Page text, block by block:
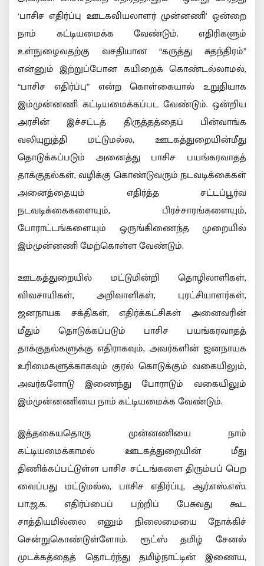
‘பாசிச எதிர்ப்பு ஊடகவியலாளர் முன்னணி’ ஒன்றை
நாம் கட்டியமைக்க வேண்டும். எதிரிகளும்
உள்நுழைவதற்கு வசதியான “கருத்து சுதந்திரம்”
என்னும் இற்றுப்போன கயிறைக் கொண்டல்லாமல்,
“பாசிச எதிர்ப்பு” என்ற கொள்கையால் உறுதியாக
இம்முன்னணி கட்டியமைக்கப்பட வேண்டும். ஒன்றிய
அரசின் இச்சட்டத் திருத்தத்தைப் பின்வாங்க
வலியுறுத்தி மட்டுமல்ல, ஊடகத்துறையின்மீது
தொடுக்கப்படும் அனைத்து பாசிச பயங்கரவாதத்
தாக்குதல்கள், வழிக்கு கொண்டுவரும் நடவடிக்கைகள்
அனைத்தையும் எதிர்த்த சட்டப்பூர்வ
நடவடிக்கைகளையும், பிரச்சாரங்களையும்,
போராட்டங்களையும் ஒருங்கிணைந்த முறையில்
இம்முன்னணி மேற்கொள்ள வேண்டும்.
ஊடகத்துறையில் மட்டுமின்றி தொழிலாளிகள்,
விவசாயிகள், அறிவாளிகள், புரட்சியாளர்கள்,
ஜனநாயக சக்திகள், எதிர்க்கட்சிகள் அனைவரின்
மீதும் தொடுக்கப்படும் பாசிச பயங்கரவாதத்
தாக்குதல்களுக்கு எதிராகவும், அவர்களின் ஜனநாயக
உரிமைகளுக்காகவும் குரல் கொடுக்கும் வகையிலும்,
அவர்களோடு இணைந்து போராடும் வகையிலும்
இம்முன்னணியை நாம் கட்டியமைக்க வேண்டும்.
இத்தகையதொரு முன்னணியை நாம்
கட்டியமைக்காமல் ஊடகத்துறையின் மீது
திணிக்கப்பட்டுள்ள பாசிச சட்டங்களை திரும்பப் பெற
வைப்பது மட்டுமல்ல, பாசிச எதிர்ப்பு, ஆர்.எஸ்.எஸ்.
பா.ஜ.க. எதிர்ப்பைப் பற்றிப் பேசுவது கூட
சாத்தியமில்லை எனும் நிலைமையை நோக்கிச்
சென்றுகொண்டுள்ளோம். ரூட்ஸ் தமிழ் சேனல்
முடக்கத்தைத் தொடர்ந்து தமிழ்நாட்டின் இணைய,